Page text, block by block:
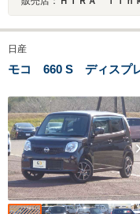
日産
モコ 660 S ディスプ